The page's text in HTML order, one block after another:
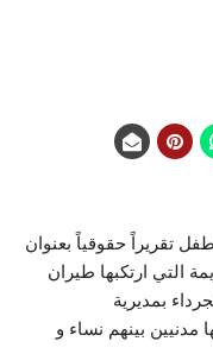
تقريراً حقوقياً بعنوان
التي ارتكبها طيران
بمديرية
مدنيين بينهم نساء و